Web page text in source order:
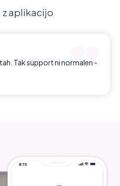
z aplikacijo
Tak support ni normalen -